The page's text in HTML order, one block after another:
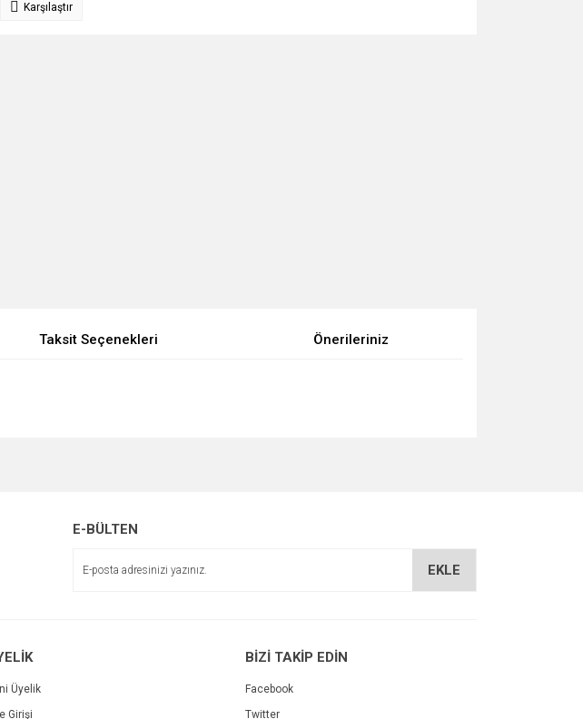
Karşılaştır
Taksit Seçenekleri Önerileriniz
E-BÜLTEN
EKLE
Üyelik
Girişi
BİZİ TAKİP EDİN
Facebook
Twitter